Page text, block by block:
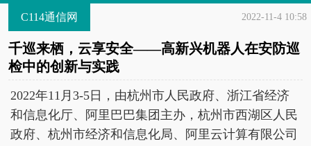
C114通信网 2022-11-4 10:58
千巡来栖，云享安全——高新兴机器人在安防巡
检中的创新与实践
2022年11月3-5日，由杭州市人民政府、浙江省经济
和信息化厅、阿里巴巴集团主办，杭州市西湖区人民
政府、杭州市经济和信息化局、阿里云计算有限公司